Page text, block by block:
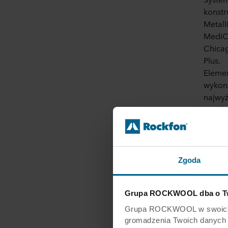
Zgoda
Grupa ROCKWOOL dba o
Grupa ROCKWOOL w
gromadzenia Twoich
Plus.
Obie